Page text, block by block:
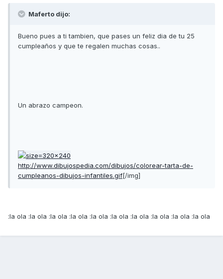
Maferto dijo:
Bueno pues a ti tambien, que pases un feliz dia de tu 25
cumpleaños y que te regalen muchas cosas..
Un abrazo campeon.
http://www.dibujospedia.com/dibujos/colorear-tarta-de-
cumpleanos-dibujos-infantiles.gif[/img]
:la ola :la ola :la ola :la ola :la ola :la ola :la ola :la ola :la ola :la ola